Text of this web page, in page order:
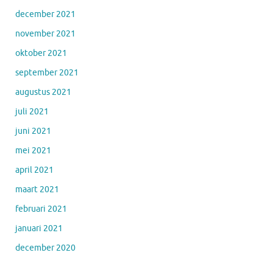
december 2021
november 2021
oktober 2021
september 2021
augustus 2021
juli 2021
juni 2021
mei 2021
april 2021
maart 2021
februari 2021
januari 2021
december 2020